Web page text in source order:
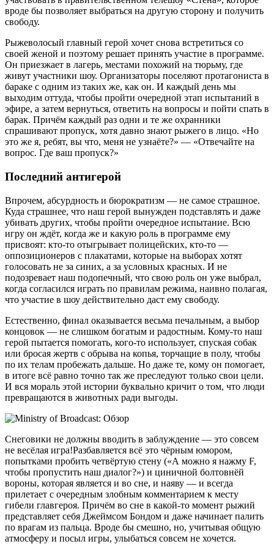
вроде бы позволяет выбраться на другую сторону и получить
свободу.
Рыжеволосый главный герой хочет снова встретиться со
своей женой и поэтому решает принять участие в программе.
Он приезжает в лагерь, местами похожий на тюрьму, где
живут участники шоу. Организаторы поселяют протагониста в
бараке с одним из таких же, как он. И каждый день мы
выходим оттуда, чтобы пройти очередной этап испытаний в
эфире, а затем вернуться, ответить на вопросы и пойти спать в
барак. Причём каждый раз одни и те же охранники
спрашивают пропуск, хотя давно знают рыжего в лицо. «Но
это же я, ребят, вы что, меня не узнаёте?» — «Отвечайте на
вопрос. Где ваш пропуск?»
Последний антигерой
Впрочем, абсурдность и бюрократизм — не самое страшное.
Куда страшнее, что наш герой вынужден подставлять и даже
убивать других, чтобы пройти очередное испытание. Всю
игру он ждёт, когда же и какую роль в программе ему
присвоят: кто-то отыгрывает полицейских, кто-то —
оппозиционеров с плакатами, которые на выборах хотят
голосовать не за синих, а за условных красных. И не
подозревает наш подопечный, что свою роль он уже выбрал,
когда согласился играть по правилам режима, наивно полагая,
что участие в шоу действительно даст ему свободу.
Естественно, финал оказывается весьма печальным, а выбор
концовок — не слишком богатым и радостным. Кому-то наш
герой пытается помогать, кого-то использует, спуская собак
или бросая жертв с обрыва на копья, торчащие в полу, чтобы
по их телам пробежать дальше. Но даже те, кому он помогает,
в итоге всё равно точно так же преследуют только свои цели.
И вся мораль этой истории буквально кричит о том, что люди
превращаются в животных ради выгоды.
Снеговики не должны вводить в заблуждение — это совсем
не весёлая игра!Разбавляется всё это чёрным юмором,
попытками пробить четвёртую стену («А можно я нажму F,
чтобы пропустить наш диалог?») и циничной болтовнёй
вороны, которая является и во сне, и наяву — и всегда
прилетает с очередным злобным комментарием к месту
гибели главгероя. Причём во сне в какой-то момент рыжий
представляет себя Джеймсом Бондом и даже начинает палить
по врагам из пальца. Вроде бы смешно, но, учитывая общую
атмосферу и посыл игры, улыбаться совсем не хочется.